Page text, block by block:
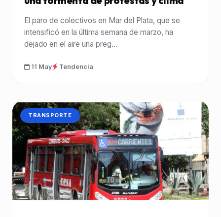
El paro de colectivos en Mar del Plata, que se
intensificó en la última semana de marzo, ha
dejado en el aire una preg...
11 May Tendencia
CATEGORÍA:
TRANSPORTE